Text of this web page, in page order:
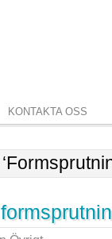
KONTAKTA OSS